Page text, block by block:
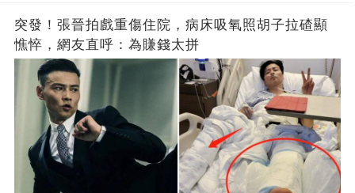
突發！張晉拍戲重傷住院，病床吸氧照胡子拉碴顯
憔悴，網友直呼：為賺錢太拼